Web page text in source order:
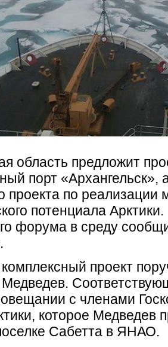
область предложит
порт «Архангельск»,
проекта по
потенциала
форума в среду
комплексный проект
с членами
которое Медведев
Сабетта в ЯНАО.